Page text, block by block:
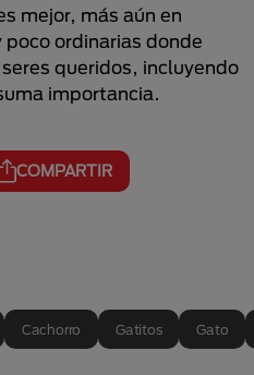
mejor, más aún en
ordinarias donde
queridos, incluyendo
importancia.
COMPARTIR
Cachorro Gatitos Gato